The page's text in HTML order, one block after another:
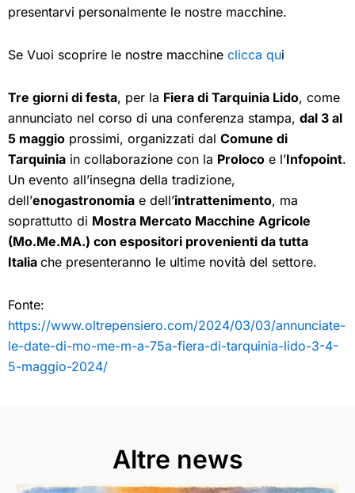
presentarvi personalmente le nostre macchine.
Se Vuoi scoprire le nostre macchine clicca qui
Tre giorni di festa, per la Fiera di Tarquinia Lido, come
annunciato nel corso di una conferenza stampa, dal 3 al
5 maggio prossimi, organizzati dal Comune di
Tarquinia in collaborazione con la Proloco e l’Infopoint.
Un evento all’insegna della tradizione,
dell’enogastronomia e dell’intrattenimento, ma
soprattutto di Mostra Mercato Macchine Agricole
(Mo.Me.MA.) con espositori provenienti da tutta
Italia che presenteranno le ultime novità del settore.
Fonte:
https://www.oltrepensiero.com/2024/03/03/annunciate-
le-date-di-mo-me-m-a-75a-fiera-di-tarquinia-lido-3-4-
5-maggio-2024/
Altre news